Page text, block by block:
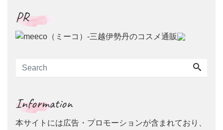
PR
Information
本サイトには広告・プロモーションが含まれており、